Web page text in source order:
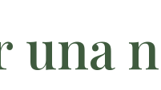
una